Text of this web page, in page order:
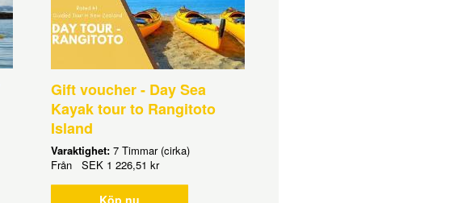
Gift voucher - Day Sea
Kayak tour to Rangitoto
Island
Varaktighet: 7 Timmar (cirka)
Från SEK 1 226,51 kr